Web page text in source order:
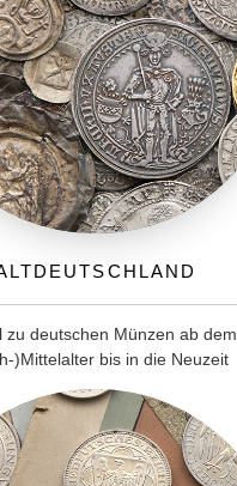
zu deutschen Münzen ab dem
)Mittelalter bis in die Neuzeit